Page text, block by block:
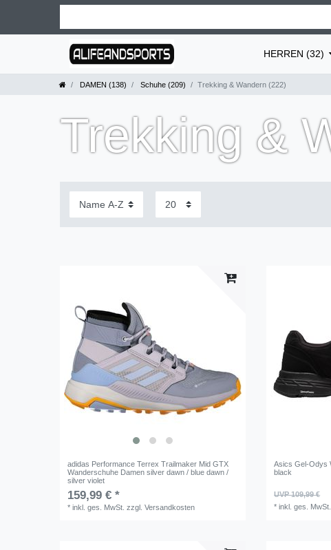
HERREN (32)
DAMEN (138) Schuhe (209) Trekking & Wandern (222)
Trekking &
adidas Performance Terrex Trailmaker Mid GTX
Wanderschuhe Damen silver dawn / blue dawn /
silver violet
159,99 € *
*inkl. ges. MwSt. zzgl.Versandkosten
Asics Gel-Odys
black
UVP 109,99 €
*inkl. ges. MwSt.